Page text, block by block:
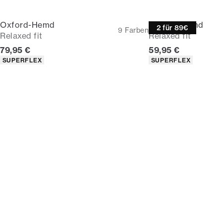
Oxford-Hemd
Relaxed fit
9 Farben
Preis
79,95 €
Produkteigenschaften
SUPERFLEX
2 für 89€
Oxford-Hemd
Relaxed fit
Preis
59,95 €
SUPERFLEX